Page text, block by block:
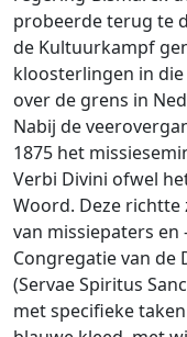
probeerde terug te
de Kultuurkampf
kloosterlingen in
over de grens in
Nabij de
1875 het
Verbi Divini ofwel
Woord. Deze
van missiepaters en
Congregatie van de
(Servae Spiritus
met specifieke